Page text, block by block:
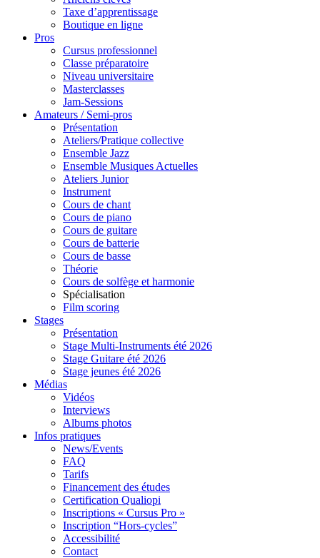
Taxe d’apprentissage
Boutique en ligne
Pros
Cursus professionnel
Classe préparatoire
Niveau universitaire
Masterclasses
Jam-Sessions
Amateurs / Semi-pros
Présentation
Ateliers/Pratique collective
Ensemble Jazz
Ensemble Musiques Actuelles
Ateliers Junior
Instrument
Cours de chant
Cours de piano
Cours de guitare
Cours de batterie
Cours de basse
Théorie
Cours de solfège et harmonie
Spécialisation
Film scoring
Stages
Présentation
Stage Multi-Instruments été 2026
Stage Guitare été 2026
Stage jeunes été 2026
Médias
Vidéos
Interviews
Albums photos
Infos pratiques
News/Events
FAQ
Tarifs
Financement des études
Certification Qualiopi
Inscriptions « Cursus Pro »
Inscription “Hors-cycles”
Accessibilité
Contact